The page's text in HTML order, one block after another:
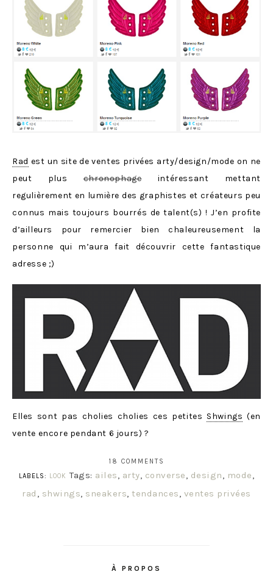
Rad est un site de ventes privées arty/design/mode on ne
peut pluschronophageintéressant mettant
regulièrement en lumière des graphistes et créateurs peu
connus mais toujours bourrés de talent(s) ! J’en profite
d’ailleurs pour remercier bien chaleureusement la
personne qui m’aura fait découvrir cette fantastique
adresse ;)
Elles sont pas cholies cholies ces petites Shwings (en
vente encore pendant 6 jours) ?
18 COMMENTS
LABELS:
LOOK Tags: ailes, arty, converse, design, mode,
rad , shwings, sneakers,tendances, ventes privées
À PROPOS